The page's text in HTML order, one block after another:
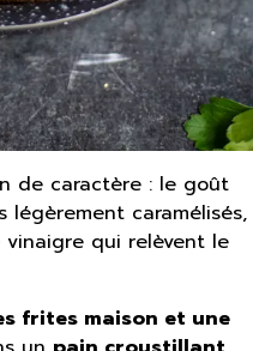
de caractère : le goût
légèrement caramélisés,
qui relèvent le
frites maison et une